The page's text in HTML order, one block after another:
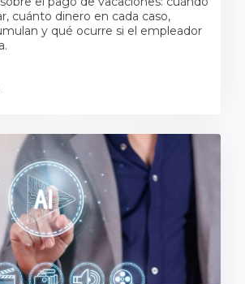
cuánto dinero en cada caso,
y qué ocurre si el empleador